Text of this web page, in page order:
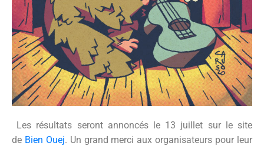
Les résultats seront annoncés le 13 juillet sur le site
de Bien Ouej. Un grand merci aux organisateurs pour leur